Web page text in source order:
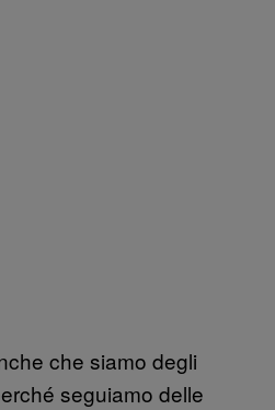
che siamo degli
seguiamo delle